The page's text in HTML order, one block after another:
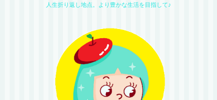
人生折り返し地点。より豊かな生活を目指して♪